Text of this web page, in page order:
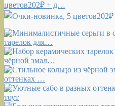
цветов202₽ + д…
тарелок для…
чёрной эмал…
оттенках …
тоут